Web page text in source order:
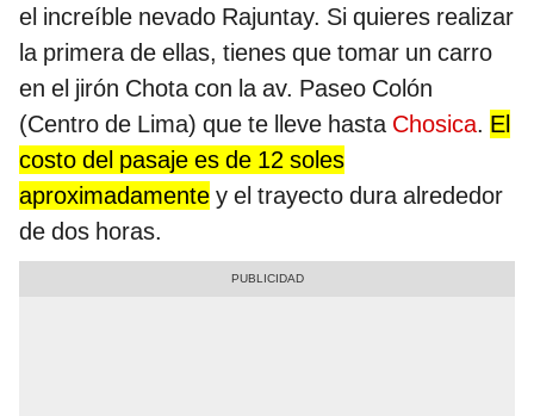
el increíble nevado Rajuntay. Si quieres realizar
la primera de ellas, tienes que tomar un carro
en el jirón Chota con la av. Paseo Colón
(Centro de Lima) que te lleve hastaChosica. El
costo del pasaje es de 12 soles
aproximadamente y el trayecto dura alrededor
de dos horas.